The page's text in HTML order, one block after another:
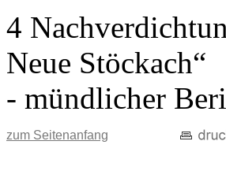
4
Neue Stöckach“
- mündlicher
zum Seitenanfang